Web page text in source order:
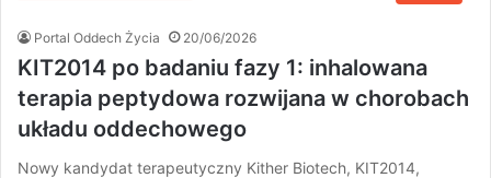
Portal Oddech Życia 20/06/2026
KIT2014 po badaniu fazy 1: inhalowana
terapia peptydowa rozwijana w chorobach
układu oddechowego
Nowy kandydat terapeutyczny Kither Biotech, KIT2014,